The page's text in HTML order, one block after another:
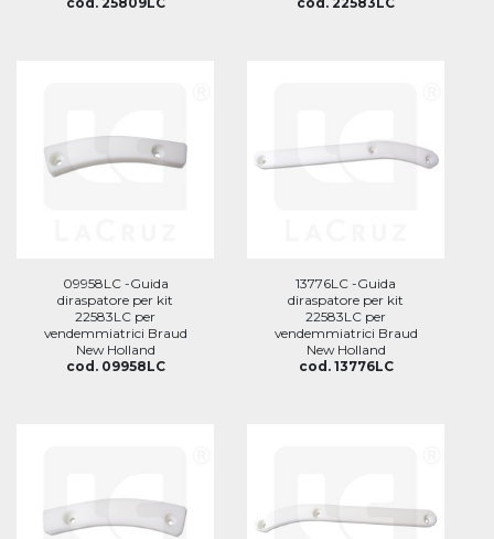
09958LC -Guida
diraspatore per kit
22583LC per
vendemmiatrici Braud
New Holland
cod. 09958LC
13776LC -Guida
diraspatore per kit
22583LC per
vendemmiatrici Braud
New Holland
cod. 13776LC